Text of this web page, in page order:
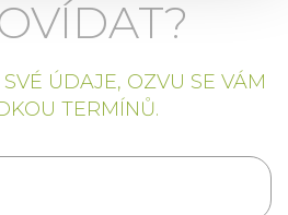
ÚDAJE, OZVU SE VÁM
TERMÍNŮ.